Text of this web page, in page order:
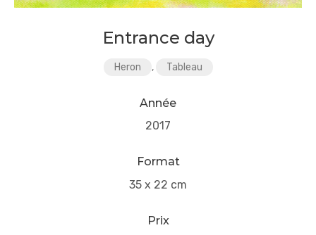
Entrance day
Heron , Tableau
Année
2017
Format
35 x 22 cm
Prix